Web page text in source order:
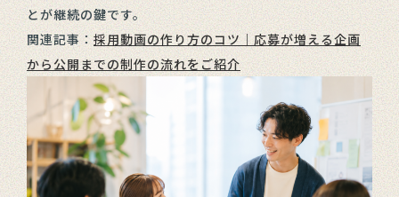
とが継続の鍵です。
関連記事：採用動画の作り方のコツ｜応募が増える企画
から公開までの制作の流れをご紹介